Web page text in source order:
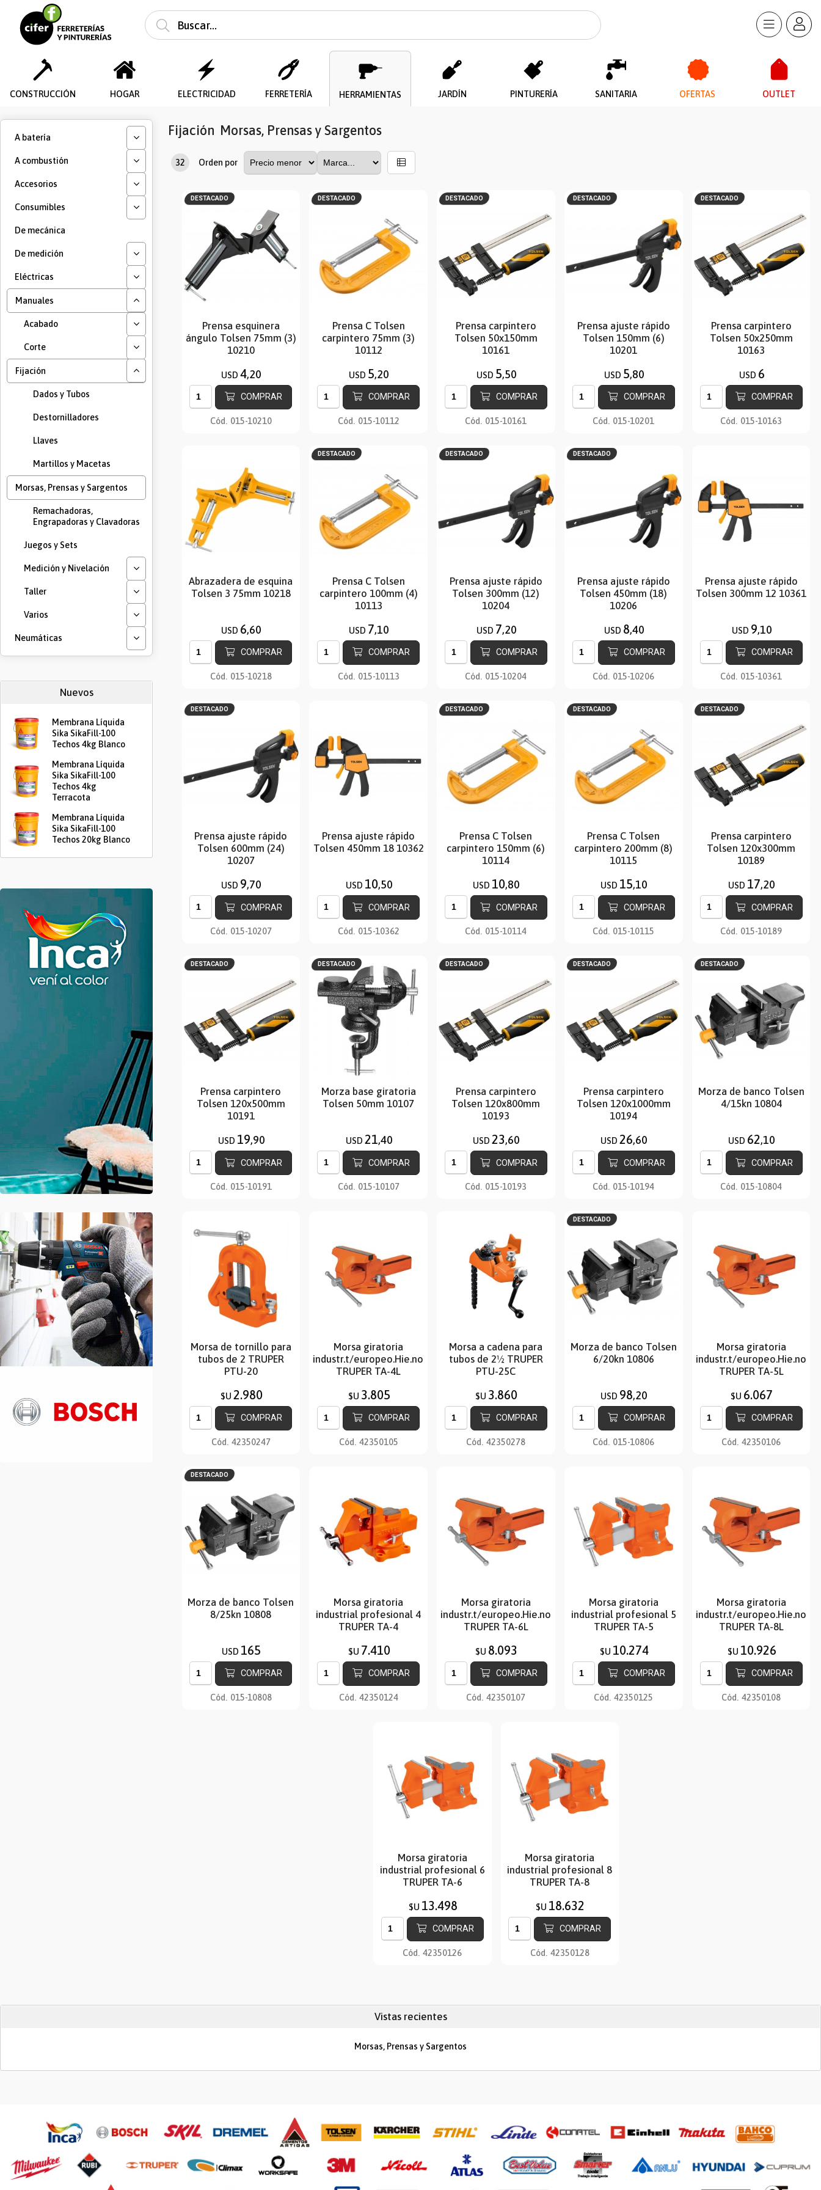
CONSTRUCCIÓN HOGAR ELECTRICIDAD FERRETERÍA HERRAMIENTAS JARDÍN PINTURERÍA SANITARIA OFERTAS OUTLET
Fijación Morsas, Prensas y Sargentos
32 Orden por
DESTACADO
Prensa esquinera
ángulo Tolsen 75mm (3)
10210
USD 4,20
COMPRAR
Cód. 015-10210
DESTACADO
Prensa C Tolsen
carpintero 75mm (3)
10112
USD 5,20
COMPRAR
Cód. 015-10112
DESTACADO
Prensa carpintero
Tolsen 50x150mm
10161
USD 5,50
COMPRAR
Cód. 015-10161
DESTACADO
Prensa ajuste rápido
Tolsen 150mm (6)
10201
USD 5,80
COMPRAR
Cód. 015-10201
DESTACADO
Prensa carpintero
Tolsen 50x250mm
10163
USD 6
COMPRAR
Cód. 015-10163
Abrazadera de esquina
Tolsen 3 75mm 10218
USD 6,60
COMPRAR
Cód. 015-10218
DESTACADO
Prensa C Tolsen
carpintero 100mm (4)
10113
USD 7,10
COMPRAR
Cód. 015-10113
DESTACADO
Prensa ajuste rápido
Tolsen 300mm (12)
10204
USD 7,20
COMPRAR
Cód. 015-10204
DESTACADO
Prensa ajuste rápido
Tolsen 450mm (18)
10206
USD 8,40
COMPRAR
Cód. 015-10206
Prensa ajuste rápido
Tolsen 300mm 12 10361
USD 9,10
COMPRAR
Cód. 015-10361
DESTACADO
Prensa ajuste rápido
Tolsen 600mm (24)
10207
USD 9,70
COMPRAR
Cód. 015-10207
Prensa ajuste rápido
Tolsen 450mm 18 10362
USD 10,50
COMPRAR
Cód. 015-10362
DESTACADO
Prensa C Tolsen
carpintero 150mm (6)
10114
USD 10,80
COMPRAR
Cód. 015-10114
DESTACADO
Prensa C Tolsen
carpintero 200mm (8)
10115
USD 15,10
COMPRAR
Cód. 015-10115
DESTACADO
Prensa carpintero
Tolsen 120x300mm
10189
USD 17,20
COMPRAR
Cód. 015-10189
DESTACADO
Prensa carpintero
Tolsen 120x500mm
10191
USD 19,90
COMPRAR
Cód. 015-10191
DESTACADO
Morza base giratoria
Tolsen 50mm 10107
USD 21,40
COMPRAR
Cód. 015-10107
DESTACADO
Prensa carpintero
Tolsen 120x800mm
10193
USD 23,60
COMPRAR
Cód. 015-10193
DESTACADO
Prensa carpintero
Tolsen 120x1000mm
10194
USD 26,60
COMPRAR
Cód. 015-10194
DESTACADO
Morza de banco Tolsen
4/15kn 10804
USD 62,10
COMPRAR
Cód. 015-10804
Morsa de tornillo para
tubos de 2 TRUPER
PTU-20
$U 2.980
COMPRAR
Cód. 42350247
Morsa giratoria
industr.t/europeo.Hie.nodular4
TRUPER TA-4L
$U 3.805
COMPRAR
Cód. 42350105
Morsa a cadena para
tubos de 2½ TRUPER
PTU-25C
$U 3.860
COMPRAR
Cód. 42350278
DESTACADO
Morza de banco Tolsen
6/20kn 10806
USD 98,20
COMPRAR
Cód. 015-10806
Morsa giratoria
industr.t/
TRUPER TA-5L
$U 6.067
COMPRAR
Cód. 42350106
DESTACADO
Morza de banco Tolsen
8/25kn 10808
USD 165
COMPRAR
Cód. 015-10808
Morsa giratoria
industrial profesional 4
TRUPER TA-4
$U 7.410
COMPRAR
Cód. 42350124
Morsa giratoria
industr.t/europeo.Hie.nodular6
TRUPER TA-6L
$U 8.093
COMPRAR
Cód. 42350107
Morsa giratoria
industrial profesional 5
TRUPER TA-5
$U 10.274
COMPRAR
Cód. 42350125
Morsa giratoria
industr.t/
TRUPER TA-8L
$U 10.926
COMPRAR
Cód. 42350108
Morsa giratoria
industrial profesional 6
TRUPER TA-6
$U 13.498
COMPRAR
Cód. 42350126
Morsa giratoria
industrial profesional 8
TRUPER TA-8
$U 18.632
COMPRAR
Cód. 42350128
A batería
A combustión
Accesorios
Consumibles
De mecánica
De medición
Eléctricas
Manuales
Acabado
Corte
Fijación
Dados y Tubos
Destornilladores
Llaves
Martillos y Macetas
Morsas, Prensas y Sargentos
Remachadoras,
Engrapadoras y Clavadoras
Juegos y Sets
Medición y Nivelación
Taller
Varios
Neumáticas
Nuevos
Membrana Líquida
Sika SikaFill-100
Techos 4kg Blanco
Membrana Líquida
Sika SikaFill-100
Techos 4kg
Terracota
Membrana Líquida
Sika SikaFill-100
Techos 20kg Blanco
Vistas recientes
Morsas, Prensas y Sargentos